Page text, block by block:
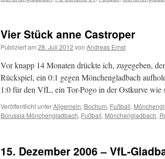
Vier Stück anne Castroper
Publiziert am 28. Juli 2012 von Andreas Ernst
Vor knapp 14 Monaten drückte ich, zugegeben,
Rückspiel, ein 0:1 gegen Mönchengladbach
1:0 für den VfL, ein Tor-Pogo in der Ostkurve
Veröffentlicht unterAllgemein, Bochum, Fußball,
Borussia Mönchengladbach, Fußball, Mönchengladbach,
15. Dezember 2006 – VfL-